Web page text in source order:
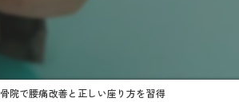
院で腰痛改善と正しい座り方を習得